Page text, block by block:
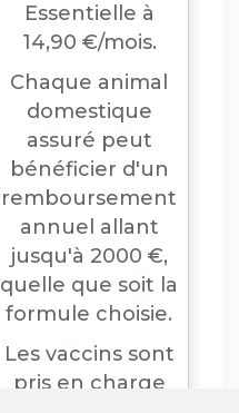
Essentielle à
14,90 €/mois.
Chaque animal
domestique
assuré peut
bénéficier d'un
remboursement
annuel allant
jusqu'à 2000 €,
quelle que soit la
formule choisie.
Les vaccins sont
pris en charge